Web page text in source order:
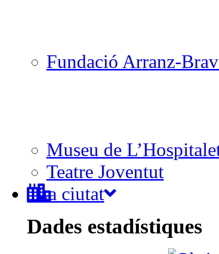
Fundació Arranz-
Museu de
Teatre Joventut
La ciutat
Dades estadístiques